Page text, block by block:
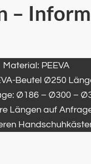
–
Material: PEEVA
Beutel Ø250
Ø186 – Ø300 –
Längen auf